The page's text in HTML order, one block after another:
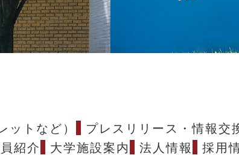
ットなど） プレスリリース・情報交
紹介 大学施設案内 法人情報 採用